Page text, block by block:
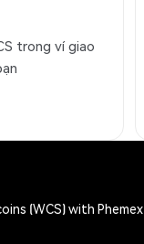
trong ví giao
(WCS) with Phemex